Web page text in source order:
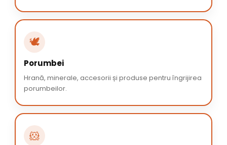
🕊️
Porumbei
Hrană, minerale, accesorii și produse pentru îngrijirea
porumbeilor.
🐹